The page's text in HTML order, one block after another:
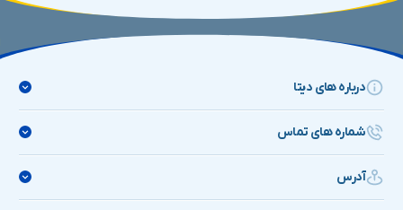
ساعت دامنه را تأیید می‌کند.
درباره های دیتا
HiData
آدرس
شماره های تماس
پـشـتـیـبـانـــی ۲۴ سـاعـتــــــه